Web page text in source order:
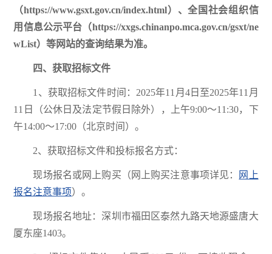
（https://www.gsxt.gov.cn/index.html）、全国社会组织信
用信息公示平台（https://xxgs.chinanpo.mca.gov.cn/gsxt/ne
wList）等网站的查询结果为准。
四、获取招标文件
1、获取招标文件时间：2025年11月4日至2025年11月
11日（公休日及法定节假日除外），上午9:00～11:30，下
午14:00～17:00（北京时间）。
2、获取招标文件和投标报名方式：
现场报名或网上购买（网上购买注意事项详见：
网上
报名注意事项）。
现场报名地址：深圳市福田区泰然九路天地源盛唐大
厦东座1403。